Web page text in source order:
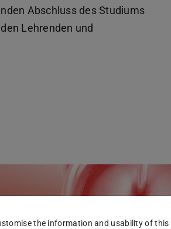
Abschluss des Studiums
Lehrenden und
the information and usability of this